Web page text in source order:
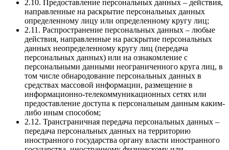
2.10. Предоставление персональных данных – действия,
направленные на раскрытие персональных данных
определенному лицу или определенному кругу лиц;
2.11. Распространение персональных данных – любые
действия, направленные на раскрытие персональных
данных неопределенному кругу лиц (передача
персональных данных) или на ознакомление с
персональными данными неограниченного круга лиц, в
том числе обнародование персональных данных в
средствах массовой информации, размещение в
информационно-телекоммуникационных сетях или
предоставление доступа к персональным данным каким-
либо иным способом;
2.12. Трансграничная передача персональных данных –
передача персональных данных на территорию
иностранного государства органу власти иностранного